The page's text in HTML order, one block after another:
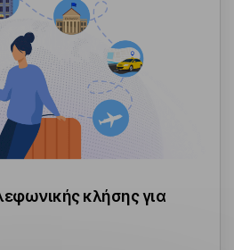
κλήσης για